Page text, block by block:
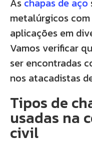
As chapas de aço
metalúrgicos
aplicações em
Vamos verificar
ser encontradas
nos atacadistas
Tipos de
usadas na
civil